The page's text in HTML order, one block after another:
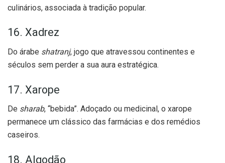
culinários, associada à tradição popular.
16. Xadrez
Do árabe shatranj, jogo que atravessou continentes e
séculos sem perder a sua aura estratégica.
17. Xarope
De sharab, “bebida”. Adoçado ou medicinal, o xarope
permanece um clássico das farmácias e dos remédios
caseiros.
18. Algodão